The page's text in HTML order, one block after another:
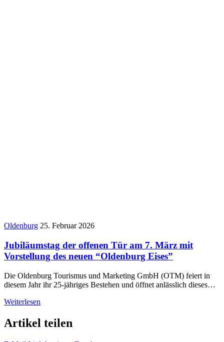
Oldenburg 25. Februar 2026
Jubiläumstag der offenen Tür am 7. März mit
Vorstellung des neuen “Oldenburg Eises”
Die Oldenburg Tourismus und Marketing GmbH (OTM) feiert in
diesem Jahr ihr 25-jähriges Bestehen und öffnet anlässlich dieses…
Weiterlesen
Artikel teilen